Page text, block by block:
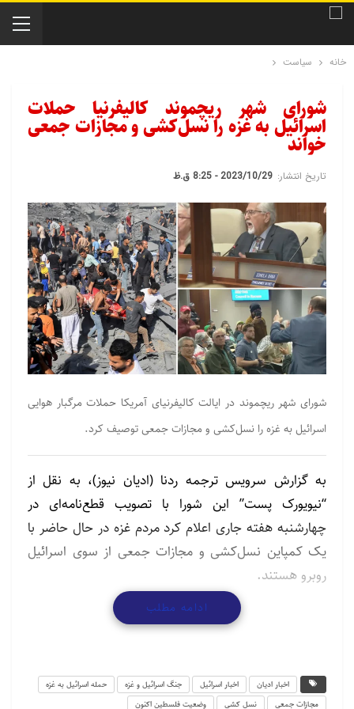
خانه سیاست
شورای شهر ریچموند کالیفرنیا حملات
اسرائیل به غزه را نسل‌کشی و مجازات جمعی
خواند
تاریخ انتشار: 2023/10/29 - 8:25 ق.ظ
شورای شهر ریچموند در ایالت کالیفرنیای آمریکا حملات مرگبار هوایی
اسرائیل به غزه را نسل‌کشی و مجازات جمعی توصیف کرد.
به گزارش سرویس ترجمه ردنا (ادیان نیوز)، به نقل از
“نیویورک پست” این شورا با تصویب قطع‌نامه‌ای در
چهارشنبه هفته جاری اعلام کرد مردم غزه در حال حاضر با
یک کمپاین نسل‌کشی و مجازات جمعی از سوی اسرائیل
روبرو هستند.
در بخشی از قطع‌نامه این شورا آمده است حملات هوایی
مرگبار اسرائیل در غزه بر اساس قوانین بین‌المللی جنایت
شورای شهر ریموند در ایالت کالیفرنیای آمریکا در قطع‌نامه
ادامه مطلب
اخبار ادیان اخبار اسرائیل جنگ اسرائیل و غزه
حمله اسرائیل به غزه
مجازات جمعی
نسل کشی وضعیت فلسطین اکنون